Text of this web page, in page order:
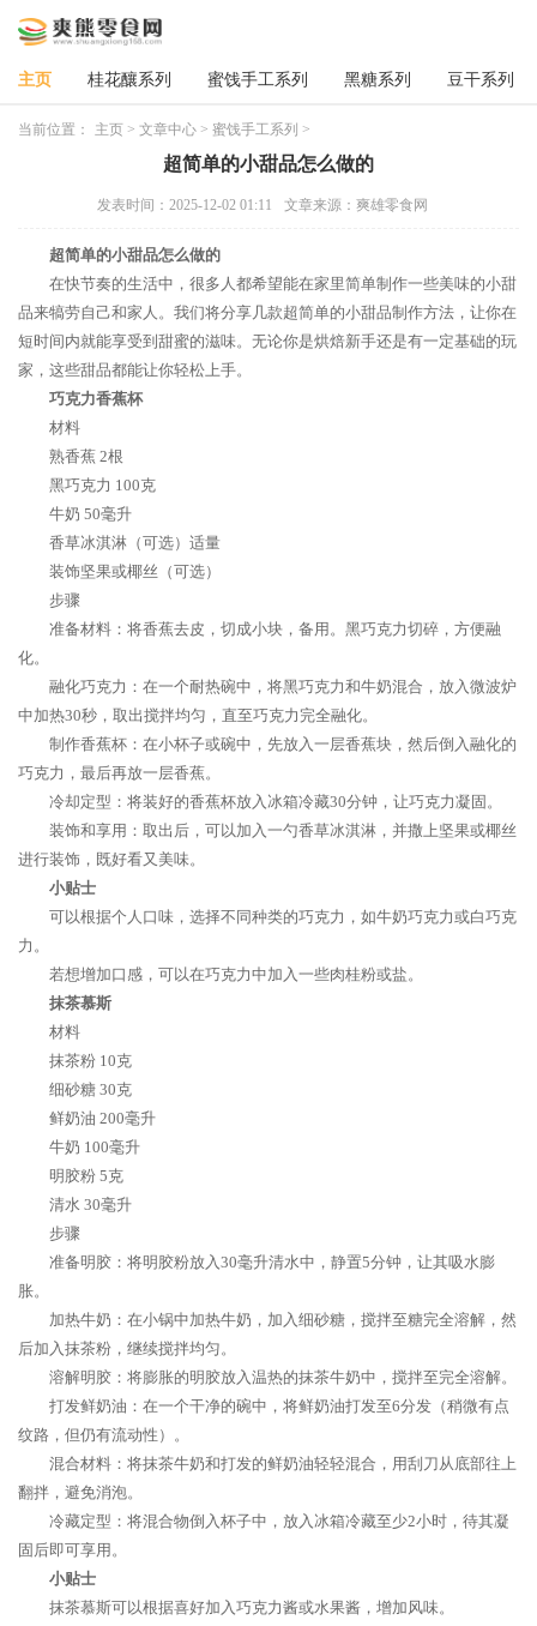
主页 桂花釀系列 蜜饯手工系列 黑糖系列 豆干系列
当前位置： 主页 > 文章中心 > 蜜饯手工系列 >
超简单的小甜品怎么做的
发表时间：2025-12-02 01:11 文章来源：爽雄零食网
超简单的小甜品怎么做的
在快节奏的生活中，很多人都希望能在家里简单制作一些美味的小甜
品来犒劳自己和家人。我们将分享几款超简单的小甜品制作方法，让你在
短时间内就能享受到甜蜜的滋味。无论你是烘焙新手还是有一定基础的玩
家，这些甜品都能让你轻松上手。
巧克力香蕉杯
材料
熟香蕉 2根
黑巧克力 100克
牛奶 50毫升
香草冰淇淋（可选）适量
装饰坚果或椰丝（可选）
步骤
准备材料：将香蕉去皮，切成小块，备用。黑巧克力切碎，方便融
化。
融化巧克力：在一个耐热碗中，将黑巧克力和牛奶混合，放入微波炉
中加热30秒，取出搅拌均匀，直至巧克力完全融化。
制作香蕉杯：在小杯子或碗中，先放入一层香蕉块，然后倒入融化的
巧克力，最后再放一层香蕉。
冷却定型：将装好的香蕉杯放入冰箱冷藏30分钟，让巧克力凝固。
装饰和享用：取出后，可以加入一勺香草冰淇淋，并撒上坚果或椰丝
进行装饰，既好看又美味。
小贴士
可以根据个人口味，选择不同种类的巧克力，如牛奶巧克力或白巧克
力。
若想增加口感，可以在巧克力中加入一些肉桂粉或盐。
抹茶慕斯
材料
抹茶粉 10克
细砂糖 30克
鲜奶油 200毫升
牛奶 100毫升
明胶粉 5克
清水 30毫升
步骤
准备明胶：将明胶粉放入30毫升清水中，静置5分钟，让其吸水膨
胀。
加热牛奶：在小锅中加热牛奶，加入细砂糖，搅拌至糖完全溶解，然
后加入抹茶粉，继续搅拌均匀。
溶解明胶：将膨胀的明胶放入温热的抹茶牛奶中，搅拌至完全溶解。
打发鲜奶油：在一个干净的碗中，将鲜奶油打发至6分发（稍微有点
纹路，但仍有流动性）。
混合材料：将抹茶牛奶和打发的鲜奶油轻轻混合，用刮刀从底部往上
翻拌，避免消泡。
冷藏定型：将混合物倒入杯子中，放入冰箱冷藏至少2小时，待其凝
固后即可享用。
小贴士
抹茶慕斯可以根据喜好加入巧克力酱或水果酱，增加风味。